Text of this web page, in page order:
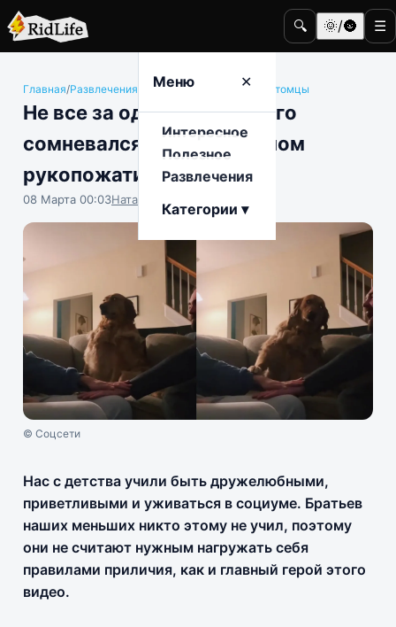
🔍 🌞/🌚 ☰
Меню ✕
Интересное
Полезное
Развлечения
Категории ▾
Главная/Развлечения Животные и домашние питомцы
Не все за одного: пес долго
сомневался в коллективном
рукопожатии
08 Марта 00:03Наталья Герасимова
© Соцсети
Нас с детства учили быть дружелюбными,
приветливыми и уживаться в социуме. Братьев
наших меньших никто этому не учил, поэтому
они не считают нужным нагружать себя
правилами приличия, как и главный герой этого
видео.